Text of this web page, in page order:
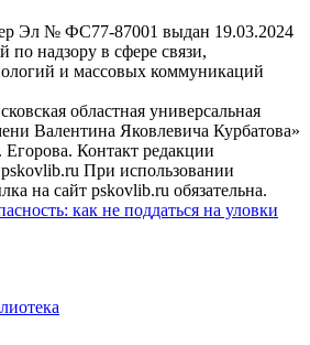
Эл № ФС77-87001 выдан 19.03.2024
по надзору в сфере связи,
и массовых коммуникаций
областная универсальная
Валентина Яковлевича Курбатова»
Контакт редакции
При использовании
на сайт pskovlib.ru обязательна.
как не поддаться на уловки